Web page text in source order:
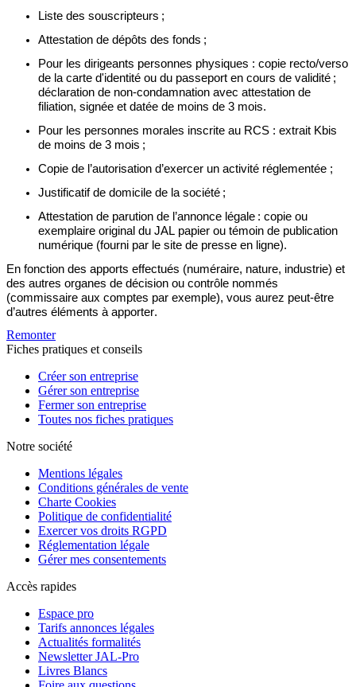
Liste des souscripteurs ;
Attestation de dépôts des fonds ;
Pour les dirigeants personnes physiques : copie recto/verso
de la carte d'identité ou du passeport en cours de validité ;
déclaration de non-condamnation avec attestation de
filiation, signée et datée de moins de 3 mois.
Pour les personnes morales inscrite au RCS : extrait Kbis
de moins de 3 mois ;
Copie de l’autorisation d’exercer un activité réglementée ;
Justificatifde domicile de la société ;
Attestation de parution de l’annonce légale : copie ou
exemplaire original du JAL papier ou témoin de publication
numérique (fourni par le site de presse en ligne).
En fonction des apports effectués (numéraire, nature, industrie) et
des autres organes de décision ou contrôle nommés
(commissaire aux comptes par exemple), vous aurez peut-être
d’autres éléments à apporter.
Remonter
Fiches pratiques et conseils
Créer son entreprise
Gérer son entreprise
Fermer son entreprise
Toutes nos fiches pratiques
Notre société
Mentions légales
Conditions générales de vente
Charte Cookies
Politique de confidentialité
Exercer vos droits RGPD
Réglementation légale
Gérer mes consentements
Accès rapides
Espace pro
Tarifs annonces légales
Actualités formalités
Newsletter JAL-Pro
Livres Blancs